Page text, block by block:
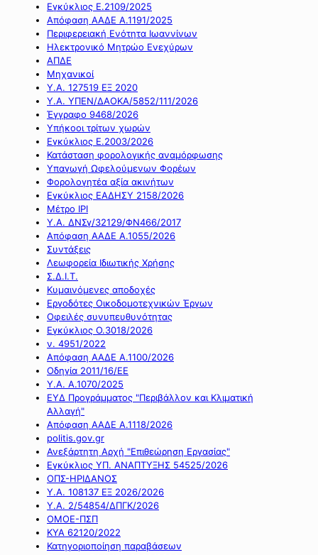
Εγκύκλιος Ε.2109/2025
Απόφαση ΑΑΔΕ Α.1191/2025
Περιφερειακή Ενότητα Ιωαννίνων
Ηλεκτρονικό Μητρώο Ενεχύρων
ΑΠΔΕ
Μηχανικοί
Υ.Α. 127519 ΕΞ 2020
Υ.Α. ΥΠΕΝ/ΔΑΟΚΑ/5852/111/2026
Έγγραφο 9468/2026
Υπήκοοι τρίτων χωρών
Εγκύκλιος Ε.2003/2026
Κατάσταση φορολογικής αναμόρφωσης
Υπαγωγή Ωφελούμενων Φορέων
Φορολογητέα αξία ακινήτων
Εγκύκλιος ΕΑΔΗΣΥ 2158/2026
Μέτρο IPI
Υ.Α. ΔΝΣγ/32129/ΦΝ466/2017
Απόφαση ΑΑΔΕ Α.1055/2026
Συντάξεις
Λεωφορεία Ιδιωτικής Χρήσης
Σ.Δ.Ι.Τ.
Κυμαινόμενες αποδοχές
Εργοδότες Οικοδομοτεχνικών Έργων
Οφειλές συνυπευθυνότητας
Εγκύκλιος Ο.3018/2026
ν. 4951/2022
Απόφαση ΑΑΔΕ Α.1100/2026
Οδηγία 2011/16/ΕΕ
Υ.Α. Α.1070/2025
ΕΥΔ Προγράμματος "Περιβάλλον και Κλιματική
Αλλαγή"
Απόφαση ΑΑΔΕ Α.1118/2026
politis.gov.gr
Ανεξάρτητη Αρχή "Επιθεώρηση Εργασίας"
Εγκύκλιος ΥΠ. ΑΝΑΠΤΥΞΗΣ 54525/2026
ΟΠΣ-ΗΡΙΔΑΝΟΣ
Υ.Α. 108137 ΕΞ 2026/2026
Υ.Α. 2/54854/ΔΠΓΚ/2026
ΟΜΟΕ-ΠΣΠ
ΚΥΑ 62120/2022
Κατηγοριοποίηση παραβάσεων